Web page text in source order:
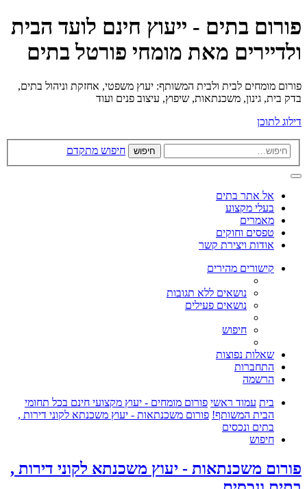
פורום בתים - ייעוץ חינם לועד הבית
ולדיירים מאת מומחי פורטל בתים
פורום מומחים לבית ולבית המשותף: יעוץ משפטי, אחזקת וניהול בתים,
בדק בית, גינון, משכנתאות, שיפוץ, עיצוב פנים ועוד
דילוג לתוכן
חיפוש חיפוש מתקדם
אל אתר בתים
בעלי מקצוע
מאמרים
טפסים וחוקים
אודות ויצירת קשר
קישורים מהירים
נושאים ללא תגובות
נושאים פעילים
חיפוש
שאלות נפוצות
התחברות
הרשמה
בית עמוד ראשי פורום מומחים - יעוץ מקצועי חינם בכל תחומי
הבית המשותף! פורום משכנתאות - יעוץ משכנתא לקוני דירות ,
בתים ונכסים
חיפוש
פורום משכנתאות - יעוץ משכנתא לקוני דירות ,